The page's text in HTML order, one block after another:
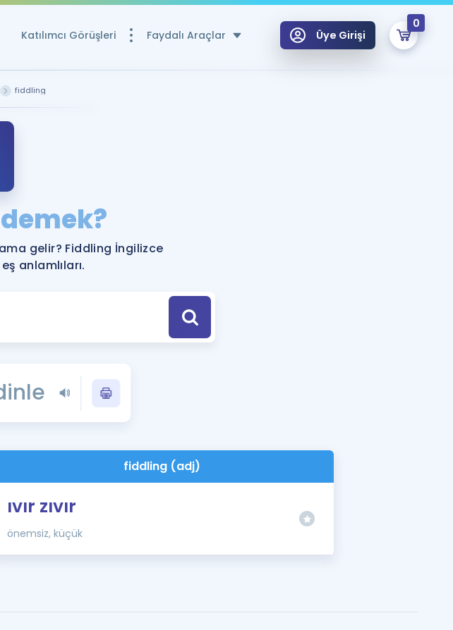
Katılımcı Görüşleri Faydalı Araçlar
YDS ve YÖKDİL Puan Hesaplama Aracı
Rehberlik Aracı
YDS ve YÖKDİL'e Hazırlananlar için Öneriler
Tüm ÖSYM Sınavları Tek Takvimde
YDS - YÖKDİL Tüm Sınavlarla İlgili Haberler
İngilizce Gramer
Üye Girişi
0
fiddling
gelir? Fiddling İngilizce
anlamlıları.
fiddling (adj)
ıvır zıvır
önemsiz, küçük